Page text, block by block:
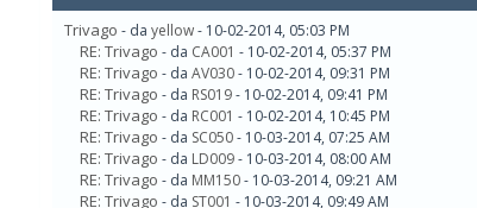
Trivago - da yellow- 10-02-2014, 05:03 PM
RE: Trivago - da CA001 - 10-02-2014, 05:37 PM
RE: Trivago - da AV030- 10-02-2014, 09:31 PM
RE: Trivago - da RS019- 10-02-2014, 09:41 PM
RE: Trivago - da RC001 - 10-02-2014, 10:45 PM
RE: Trivago - da SC050- 10-03-2014, 07:25 AM
RE: Trivago - da LD009- 10-03-2014, 08:00 AM
RE: Trivago - da MM150- 10-03-2014, 09:21 AM
RE: Trivago - da ST001 - 10-03-2014, 09:49 AM